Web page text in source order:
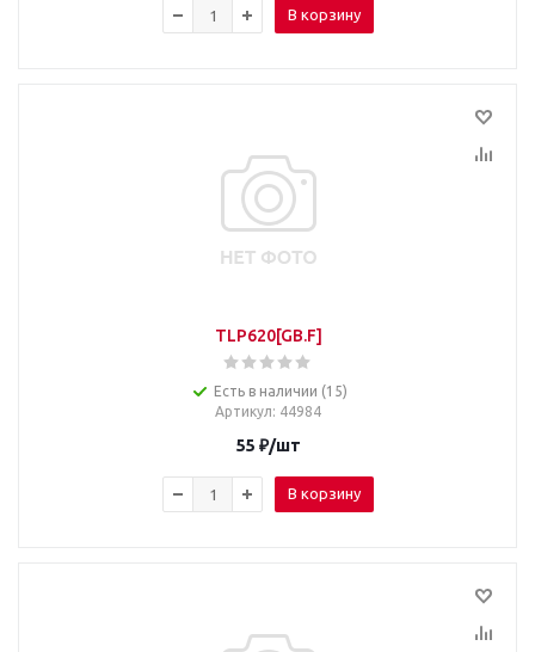
В корзину
TLP620[GB.F]
Есть в наличии (15)
Артикул: 44984
55 ₽/шт
В корзину